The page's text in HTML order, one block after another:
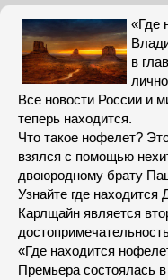
«Где
в
Все новости России и
теперь находится.
Что такое нофелет?
взялся с помощью
двоюродному брату
Узнайте где
Карлщайн является
«Где находится
Премьера состоялась